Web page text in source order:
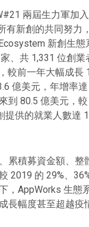
兩屆生力軍加
有新創的共同努力
新創生
、共 1,331 位創業
較前一年大幅成長
億美元，年增率
到 80.5 億美元，
提供的就業人數達
累積募資金額、整
2019 的 29%、
，AppWorks 生態
長幅度甚至超越疫